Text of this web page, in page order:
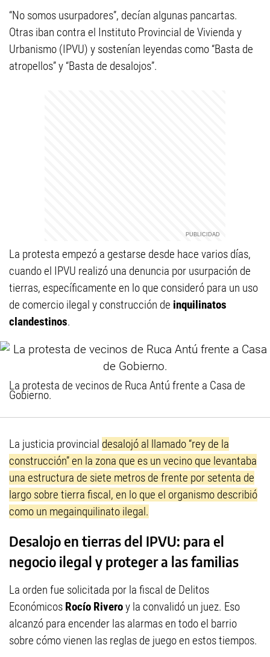
“No somos usurpadores”, decían algunas pancartas.
Otras iban contra el Instituto Provincial de Vivienda y
Urbanismo (IPVU) y sostenían leyendas como “Basta de
atropellos” y “Basta de desalojos”.
La protesta empezó a gestarse desde hace varios días,
cuando el IPVU realizó una denuncia por usurpación de
tierras, específicamente en lo que consideró para un uso
de comercio ilegal y construcción de inquilinatos
clandestinos.
La protesta de vecinos de Ruca Antú frente a Casa de
Gobierno.
La justicia provincial desalojó al llamado “rey de la
construcción” en la zona que es un vecino que levantaba
una estructura de siete metros de frente por setenta de
largo sobre tierra fiscal, en lo que el organismo describió
como un megainquilinato ilegal.
Desalojo en tierras del IPVU: para el
negocio ilegal y proteger a las familias
La orden fue solicitada por la fiscal de Delitos
Económicos Rocío Riveroy la convalidó un juez. Eso
alcanzó para encender las alarmas en todo el barrio
sobre cómo vienen las reglas de juego en estos tiempos.